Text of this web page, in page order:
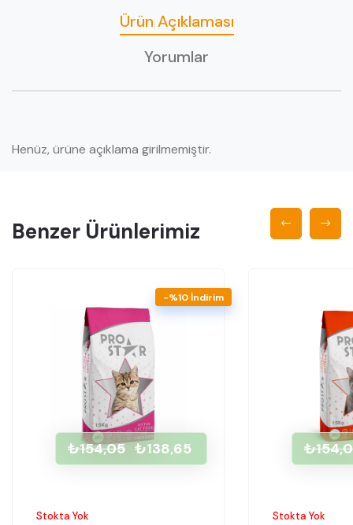
Ürün Açıklaması
Yorumlar
Henüz, ürüne açıklama girilmemiştir.
Benzer Ürünlerimiz
-%10 İndirim
Stokta Yok
₺154,05 ₺138,65
Stokta Yok